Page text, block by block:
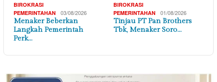
BIROKRASI
PEMERINTAHAN
03/08/2026
Menaker Beberkan
Langkah Pemerintah
Perk…
BIROKRASI
PEMERINTAHAN
01/08/2026
Tinjau PT Pan Brothers
Tbk, Menaker Soro…